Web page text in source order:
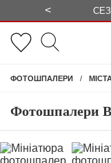
<
ФОТОШПАЛЕРИ
Фотошпалери